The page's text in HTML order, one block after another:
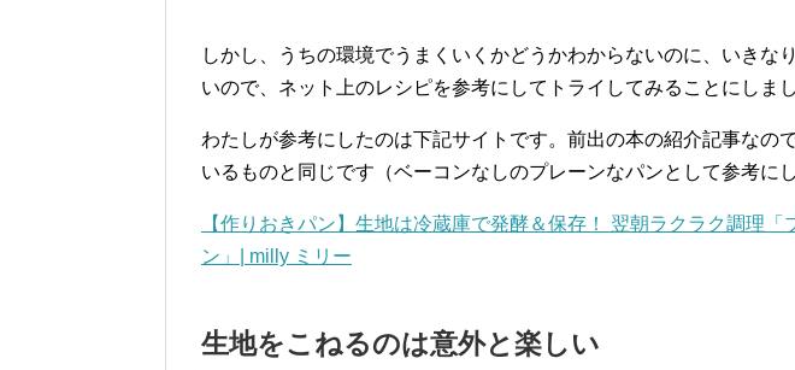
しかし、うちの環境でうまくいくかどうかわからないのに、いきな
いので、ネット上のレシピを参考にしてトライしてみることにしまし
わたしが参考にしたのは下記サイトです。前出の本の紹介記事なの
いるものと同じです（ベーコンなしのプレーンなパンとして参考に
【作りおきパン】生地は冷蔵庫で発酵＆保存！ 翌朝ラクラク調理
ン」| milly ミリー
生地をこねるのは意外と楽しい